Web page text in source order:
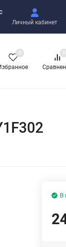
Личный кабинет
0 0
В